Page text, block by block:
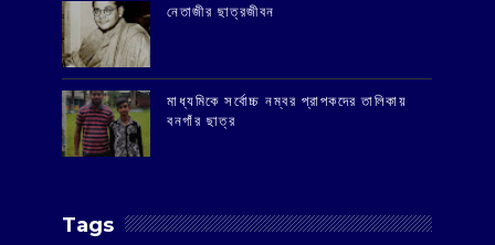
‌নেতাজীর ছাত্রজীবন
মাধ্যমিকে সর্বোচ্চ নম্বর প্রাপকদের তালিকায়
বনগাঁর ছাত্র
Tags